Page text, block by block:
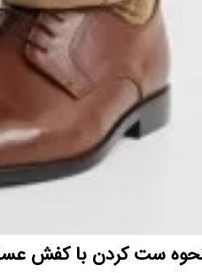
ست کردن با کفش